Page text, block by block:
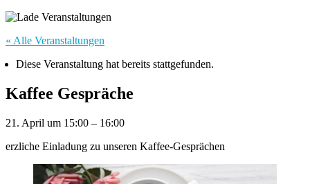
« Alle Veranstaltungen
Diese Veranstaltung hat bereits stattgefunden.
Kaffee Gespräche
21. April um 15:00 – 16:00
erzliche Einladung zu unseren Kaffee-Gesprächen